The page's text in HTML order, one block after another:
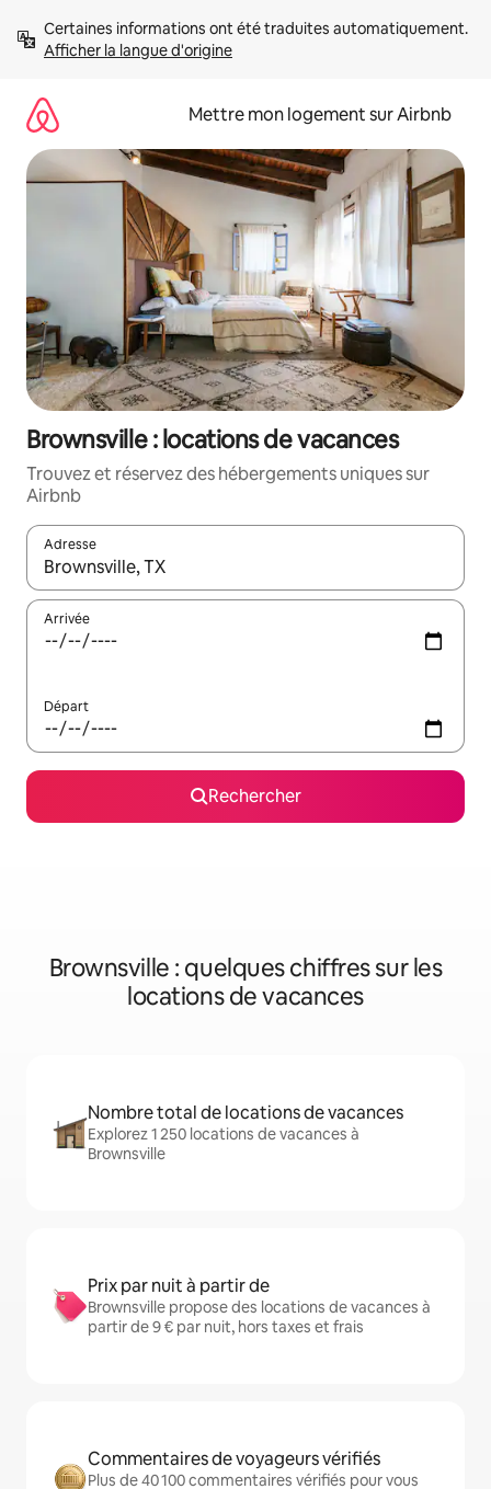
directement
Afficher la langue d'origine
Mettre mon logement sur Airbnb
Brownsville : locations de vacances
Trouvez et réservez des hébergements uniques sur
Airbnb
Adresse
Lorsque les résultats s'affichent, utilisez les flèches vers le
Arrivée
Départ
Rechercher
Brownsville : quelques chiffres sur les
locations de vacances
Nombre total de locations de vacances
Explorez 1 250 locations de vacances à
Brownsville
Prix par nuit à partir de
Brownsville propose des locations de vacances à
partir de 9 € par nuit, hors taxes et frais
Commentaires de voyageurs vérifiés
Plus de 40 100 commentaires vérifiés pour vous